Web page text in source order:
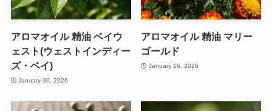
アロマオイル 精油 ベイウ
ェスト(ウェストインディー
ズ・ベイ)
January 30, 2026
アロマオイル 精油 マリー
ゴールド
January 16, 2026